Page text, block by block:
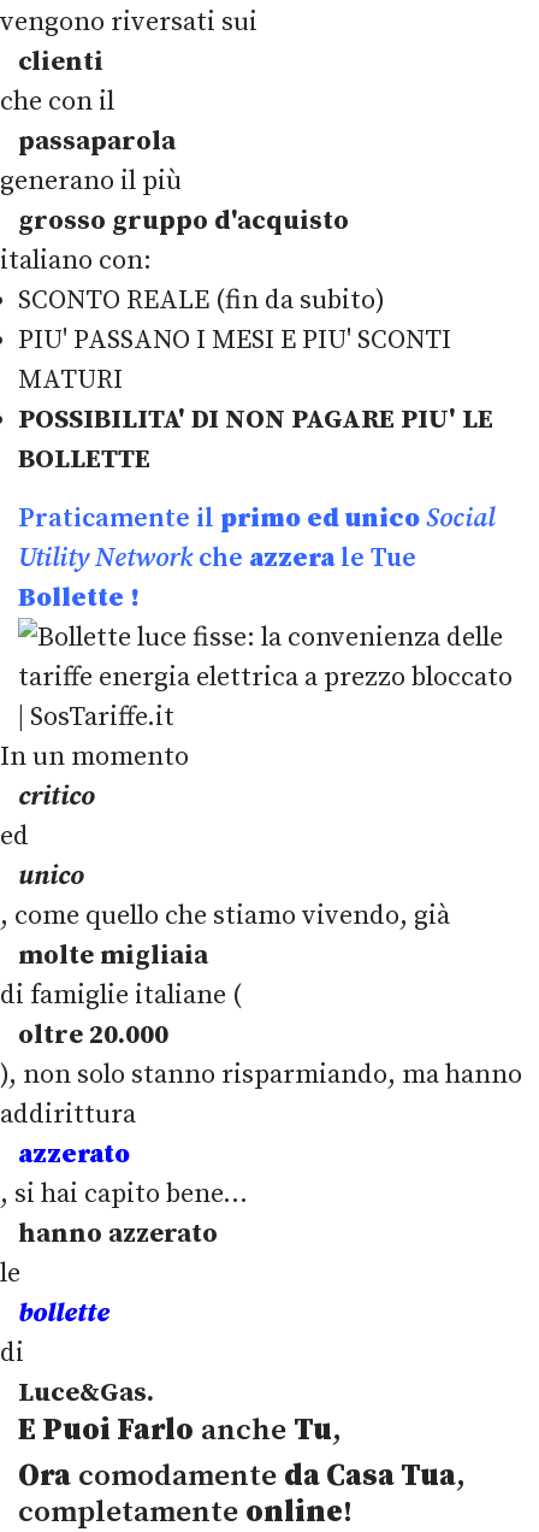
vengono riversati sui
clienti
che con il
passaparola
generano il più
grosso gruppo d'acquisto
italiano con:
SCONTO REALE (fin da subito)
PIU' PASSANO I MESI E PIU' SCONTI
MATURI
POSSIBILITA' DI NON PAGARE PIU' LE
BOLLETTE
Praticamente il primo ed unicoSocial
Utility Networkche azzerale Tue
Bollette !
In un momento
critico
ed
unico
, come quello che stiamo vivendo, già
molte migliaia
di famiglie italiane (
oltre 20.000
), non solo stanno risparmiando, ma hanno
addirittura
azzerato
, si hai capito bene...
hanno azzerato
le
bollette
di
Luce&Gas.
E Puoi Farlo anche Tu,
Ora comodamente da Casa Tua,
completamente online!